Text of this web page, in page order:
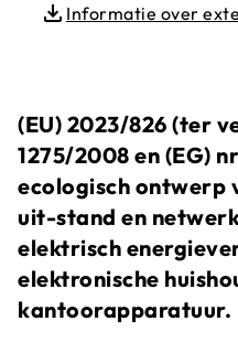
Informatie over
(EU) 2023/826 (ter
1275/2008 en (EG)
ecologisch ontwerp
uit-stand en
elektrisch
elektronische
kantoorapparatuur.